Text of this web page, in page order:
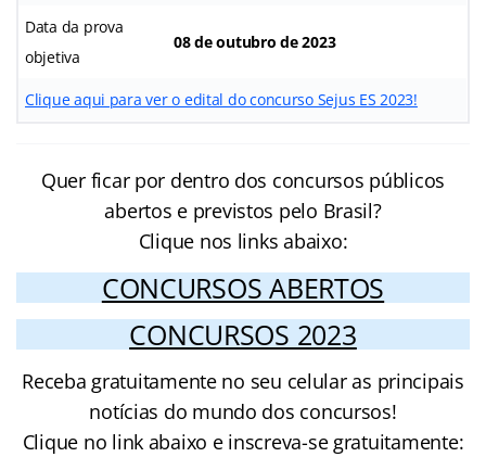
Data da prova
objetiva
08 de outubro de 2023
Clique aqui para ver o edital do concurso Sejus ES 2023!
Quer ficar por dentro dos concursos públicos
abertos e previstos pelo Brasil?
Clique nos links abaixo:
CONCURSOS ABERTOS
CONCURSOS 2023
Receba gratuitamente no seu celular as principais
notícias do mundo dos concursos!
Clique no link abaixo e inscreva-se gratuitamente: